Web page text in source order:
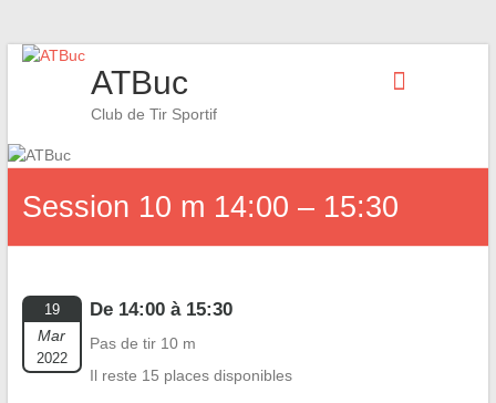
Skip
ATBuc
Club de Tir Sportif
Session 10 m 14:00 – 15:30
19
Mar
2022
De 14:00 à 15:30
Pas de tir 10 m
Il reste 15 places disponibles